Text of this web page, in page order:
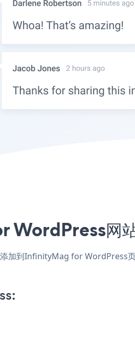
网
到InfinityMag for WordPress